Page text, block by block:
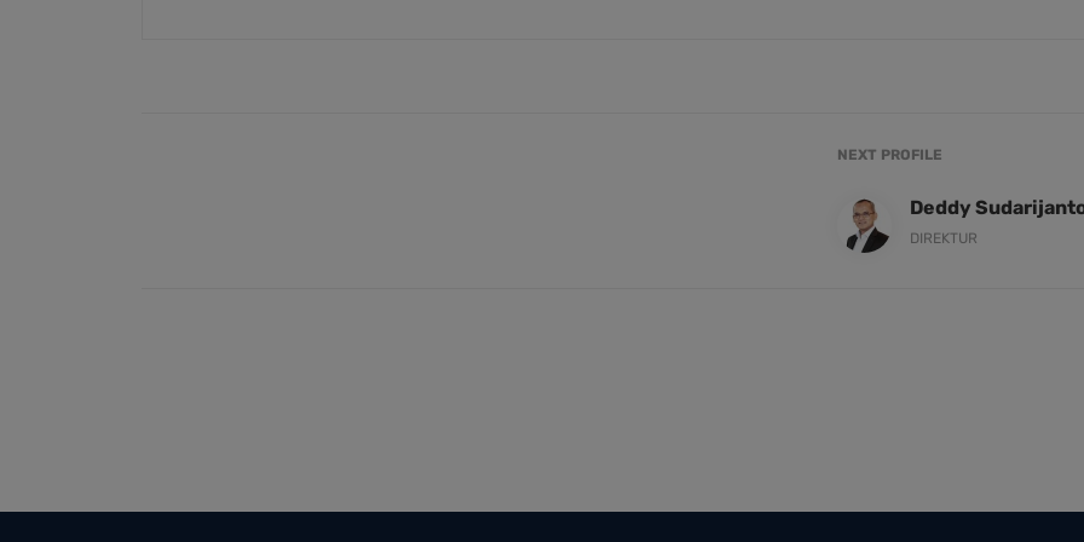
NEXT PROFILE
Deddy
DIREKTUR